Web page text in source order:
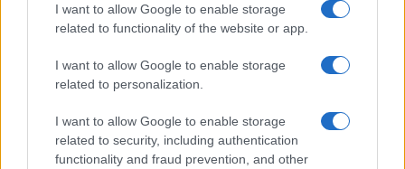
I want to allow Google to enable storage
related to functionality of the website or app.
I want to allow Google to enable storage
related to personalization.
I want to allow Google to enable storage
related to security, including authentication
functionality and fraud prevention, and other